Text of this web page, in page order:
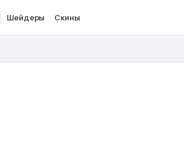
Шейдеры Скины